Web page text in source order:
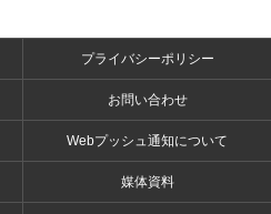
プライバシーポリシー
お問い合わせ
Webプッシュ通知について
媒体資料